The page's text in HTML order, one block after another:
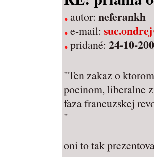
autor: neferankh
e-mail:
pridané: 24-10-
"Ten zakaz o
pocinom, liberalne
faza francuzskej
"
oni to tak